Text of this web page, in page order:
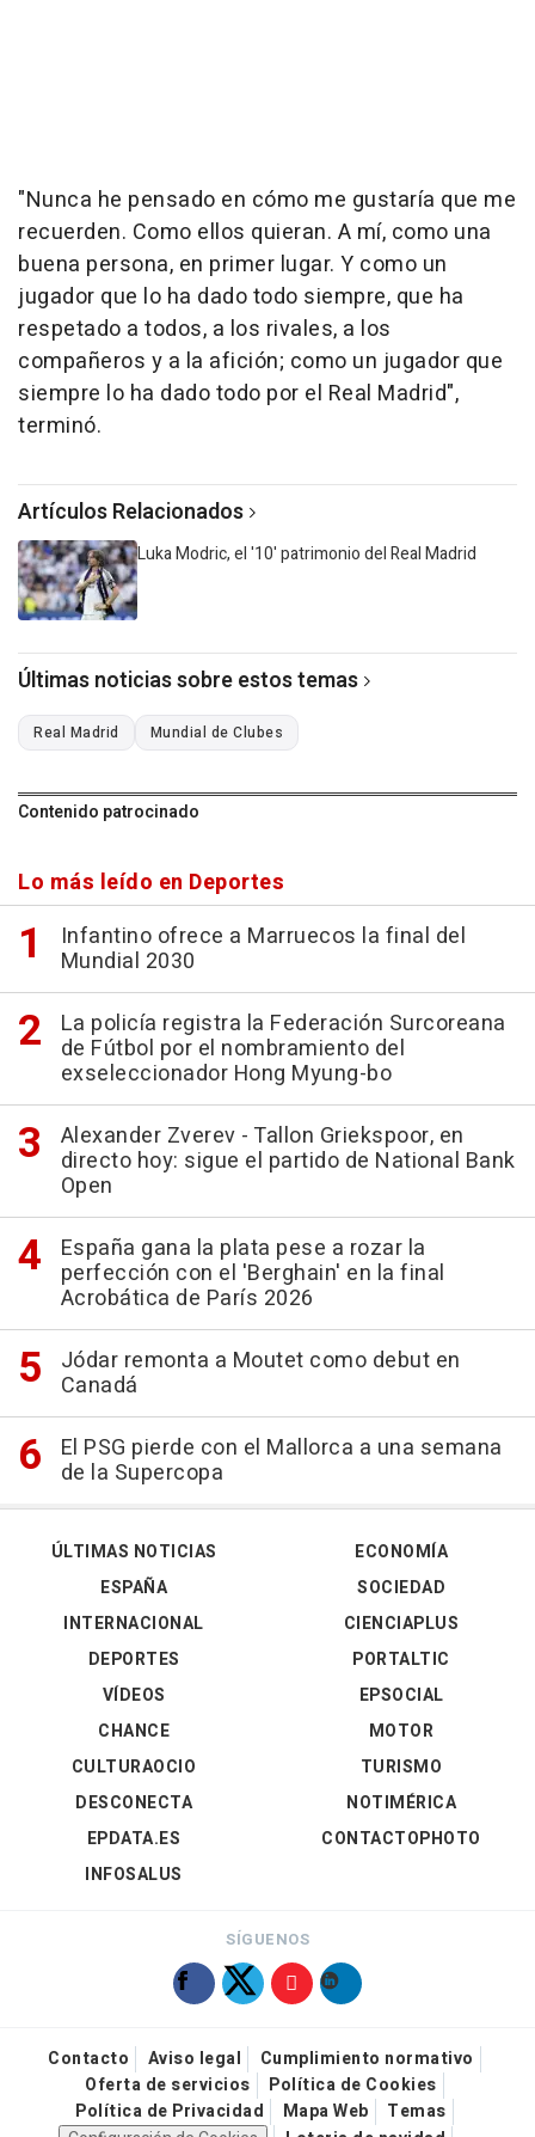
"Nunca he pensado en cómo me gustaría que me
recuerden. Como ellos quieran. A mí, como una
buena persona, en primer lugar. Y como un
jugador que lo ha dado todo siempre, que ha
respetado a todos, a los rivales, a los
compañeros y a la afición; como un jugador que
siempre lo ha dado todo por el Real Madrid",
terminó.
Artículos Relacionados
Luka Modric, el '10' patrimonio del Real Madrid
Últimas noticias sobre estos temas
Real Madrid Mundial de Clubes
Contenido patrocinado
Lo más leído en Deportes
Infantino ofrece a Marruecos la final del
Mundial 2030
La policía registra la Federación Surcoreana
de Fútbol por el nombramiento del
exseleccionador Hong Myung-bo
Alexander Zverev - Tallon Griekspoor, en
directo hoy: sigue el partido de National Bank
Open
España gana la plata pese a rozar la
perfección con el 'Berghain' en la final
Acrobática de París 2026
Jódar remonta a Moutet como debut en
Canadá
El PSG pierde con el Mallorca a una semana
de la Supercopa
ÚLTIMAS NOTICIAS
ESPAÑA
INTERNACIONAL
DEPORTES
VÍDEOS
ECONOMÍA
SOCIEDAD
CIENCIAPLUS
PORTALTIC
EPSOCIAL
CHANCE
CULTURAOCIO
DESCONECTA
EPDATA.ES
INFOSALUS
MOTOR
TURISMO
NOTIMÉRICA
CONTACTOPHOTO
SÍGUENOS
Contacto Aviso legal
Cumplimiento normativo
Oferta de servicios
Política de Cookies
Política de Privacidad
Mapa Web
Temas